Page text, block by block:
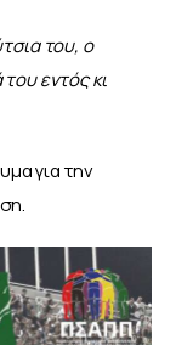
του, ο
εντός κι
για την